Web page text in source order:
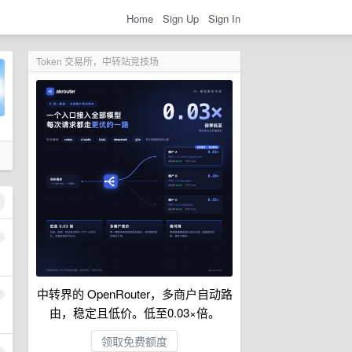
Home Sign Up Sign In
Token 交易所，中转站竞技场
中转界的 OpenRouter，多商户自动路
由，稳定且低价。低至0.03×倍。
领取免费额度